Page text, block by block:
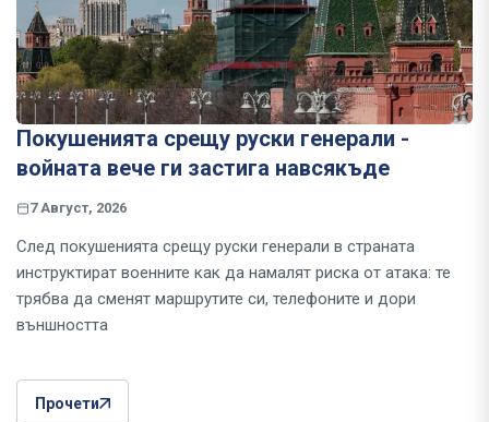
Покушенията срещу руски генерали -
войната вече ги застига навсякъде
7 Август, 2026
След покушенията срещу руски генерали в страната
инструктират военните как да намалят риска от атака: те
трябва да сменят маршрутите си, телефоните и дори
външността
Прочети